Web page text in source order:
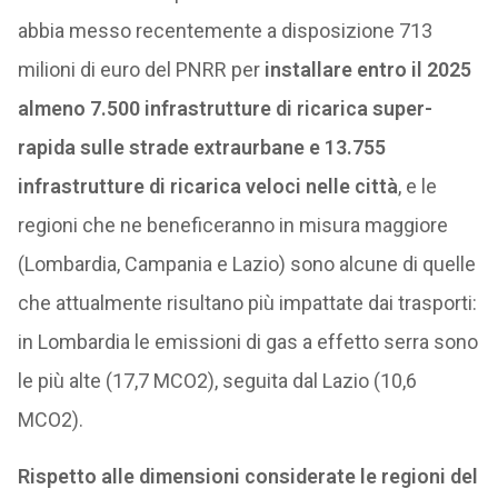
abbia messo recentemente a disposizione 713
milioni di euro del PNRR per installare entro il 2025
almeno 7.500 infrastrutture di ricarica super-
rapida sulle strade extraurbane e 13.755
infrastrutture di ricarica veloci nelle città, e le
regioni che ne beneficeranno in misura maggiore
(Lombardia, Campania e Lazio) sono alcune di quelle
che attualmente risultano più impattate dai trasporti:
in Lombardia le emissioni di gas a effetto serra sono
le più alte (17,7 MCO2), seguita dal Lazio (10,6
MCO2).
Rispetto alle dimensioni considerate le regioni del